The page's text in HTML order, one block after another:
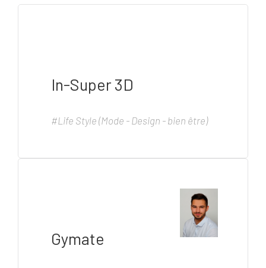
In-Super 3D
#Life Style (Mode - Design - bien être)
Gymate